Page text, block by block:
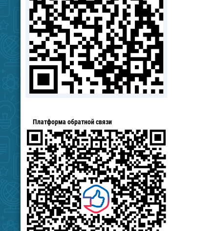
Платформа обратной связи